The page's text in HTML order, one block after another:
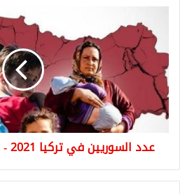
السوريين
في
تركيا
2021
-
2022
أحدث
الاحصائيات
عدد السوريين في تركيا 2021 - 2022 أحدث الاحصائيات